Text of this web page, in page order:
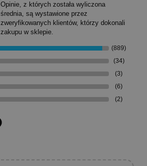
Opinie, z których została wyliczona
średnia, są wystawione przez
zweryfikowanych klientów, którzy dokonali
zakupu w sklepie.
(889)
(34)
(3)
(6)
(2)